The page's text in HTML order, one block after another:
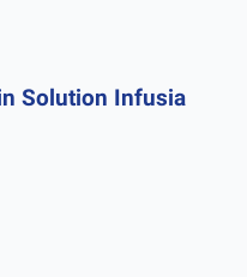
Solution Infusia